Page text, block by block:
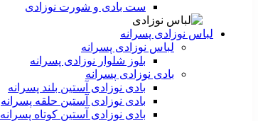
ست بادی و شورت نوزادی
لباس نوزادی پسرانه
لباس نوزادی پسرانه
بلوز شلوار نوزادی پسرانه
بادی نوزادی پسرانه
بادی نوزادی آستین بلند پسرانه
بادی نوزادی آستین حلقه پسرانه
بادی نوزادی آستین کوتاه پسرانه